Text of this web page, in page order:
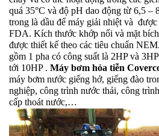
quá 35°C và độ pH dao động từ 6,5 –
trong là dầu để máy giải nhiệt và
FDA. Kích thước khớp nối và mặt
được thiết kế theo các tiêu chuẩn
gồm 1 pha có công suất là 2HP và
tới 10HP . Máy bơm hỏa tiễn
máy bơm nước giếng hở, giếng đào
nghiệp, công trình nước thải, công
cấp thoát nước,…